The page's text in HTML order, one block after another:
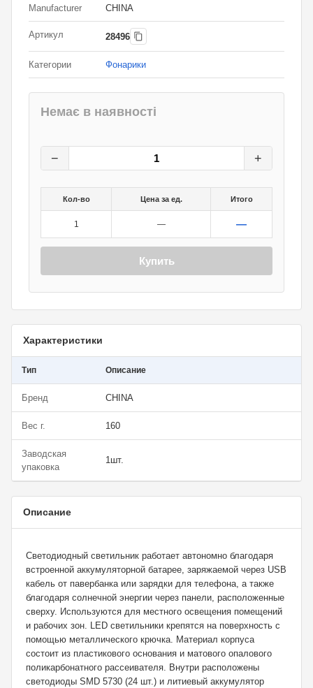
Manufacturer CHINA
Артикул 28496
Категории Фонарики
Немає в наявності
− +
Кол-во Цена за ед. Итого
1 — —
Купить
Характеристики
Тип Описание
Бренд CHINA
Вес г. 160
Заводская
упаковка
1шт.
Описание
Светодиодный светильник работает автономно благодаря
встроенной аккумуляторной батарее, заряжаемой через USB
кабель от павербанка или зарядки для телефона, а также
благодаря солнечной энергии через панели, расположенные
сверху. Используются для местного освещения помещений
и рабочих зон. LED светильники крепятся на поверхность с
помощью металлического крючка. Материал корпуса
состоит из пластикового основания и матового опалового
поликарбонатного рассеивателя. Внутри расположены
светодиоды SMD 5730 (24 шт.) и литиевый аккумулятор